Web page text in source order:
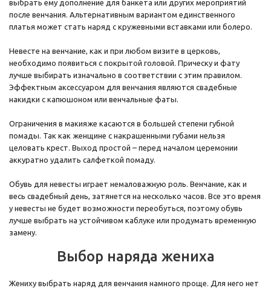
выбрать ему дополнение для банкета или других мероприятий
после венчания. Альтернативным вариантом единственного
платья может стать наряд с кружевными вставками или болеро.
Невесте на венчание, как и при любом визите в церковь,
необходимо появиться с покрытой головой. Прическу и фату
лучше выбирать изначально в соответствии с этим правилом.
Эффектным аксессуаром для венчания являются свадебные
накидки с капюшоном или венчальные фаты.
Ограничения в макияже касаются в большей степени губной
помады. Так как женщине с накрашенными губами нельзя
целовать крест. Выход простой – перед началом церемонии
аккуратно удалить салфеткой помаду.
Обувь для невесты играет немаловажную роль. Венчание, как и
весь свадебный день, затянется на несколько часов. Все это время
у невесты не будет возможности переобуться, поэтому обувь
лучше выбрать на устойчивом каблуке или продумать временную
замену.
Выбор наряда жениха
Жениху выбрать наряд для венчания намного проще. Для него нет